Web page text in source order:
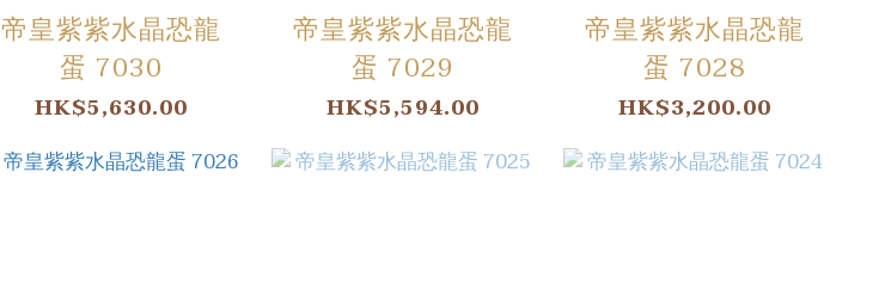
帝皇紫紫水晶恐龍
蛋 7030
HK$5,630.00
帝皇紫紫水晶恐龍
蛋 7029
HK$5,594.00
帝皇紫紫水晶恐龍
蛋 7028
HK$3,200.00